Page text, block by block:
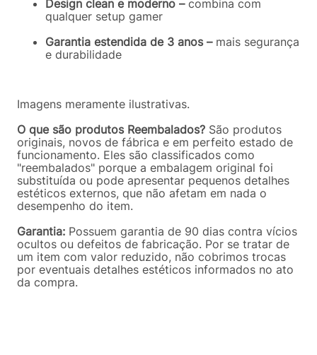
Design clean e moderno –combina com
qualquer setup gamer
Garantia estendida de 3 anos –mais segurança
e durabilidade
Imagens meramente ilustrativas.
O que são produtos Reembalados? São produtos
originais, novos de fábrica e em perfeito estado de
funcionamento. Eles são classificados como
"reembalados" porque a embalagem original foi
substituída ou pode apresentar pequenos detalhes
estéticos externos, que não afetam em nada o
desempenho do item.
Garantia: Possuem garantia de 90 dias contra vícios
ocultos ou defeitos de fabricação. Por se tratar de
um item com valor reduzido, não cobrimos trocas
por eventuais detalhes estéticos informados no ato
da compra.